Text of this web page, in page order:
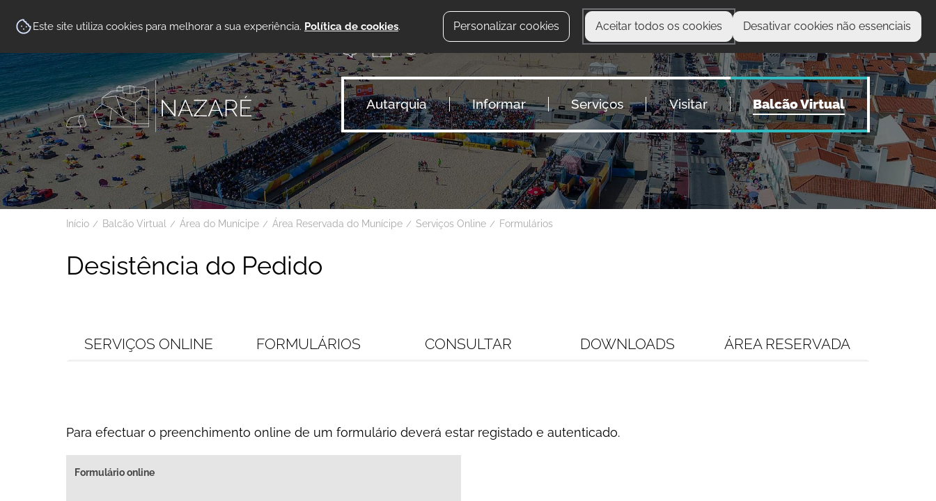
Este site utiliza cookies para melhorar a sua experiência. Política de cookies. Personalizar cookies Aceitar todos os cookies Desativar cookies não essenciais
O que procura?
Autarquia Informar Serviços Visitar Balcão Virtual
Início Balcão Virtual Área do Munícipe Área Reservada do Munícipe Serviços Online Formulários
Desistência do Pedido
SERVIÇOS ONLINE FORMULÁRIOS CONSULTAR DOWNLOADS ÁREA RESERVADA
Para efectuar o preenchimento online de um formulário deverá estar registado e autenticado.
Formulário online